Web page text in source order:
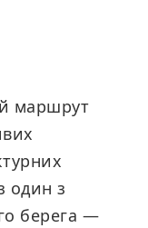
маршрут
один з
берега —